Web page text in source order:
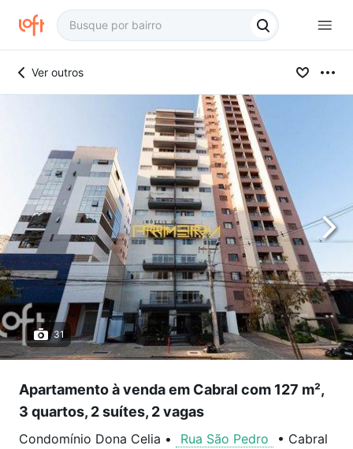
Ver outros
31
Apartamento à venda em Cabral com 127 m²,
3 quartos, 2 suítes, 2 vagas
Condomínio Dona Celia • Rua São Pedro • Cabral